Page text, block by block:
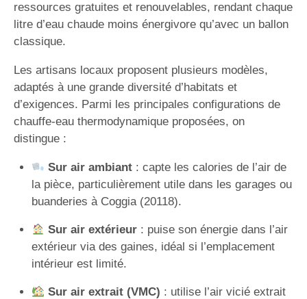
ressources gratuites et renouvelables, rendant chaque
litre d’eau chaude moins énergivore qu’avec un ballon
classique.
Les artisans locaux proposent plusieurs modèles,
adaptés à une grande diversité d’habitats et
d’exigences. Parmi les principales configurations de
chauffe-eau thermodynamique proposées, on
distingue :
Sur air ambiant: capte les calories de l’air de
la pièce, particulièrement utile dans les garages ou
buanderies à Coggia (20118).
Sur air extérieur: puise son énergie dans l’air
extérieur via des gaines, idéal si l’emplacement
intérieur est limité.
Sur air extrait (VMC) : utilise l’air vicié extrait